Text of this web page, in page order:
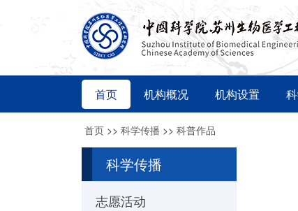
首页 机构概况 机构设置
首页 >> 科学传播 >> 科普作品
科学传播
志愿活动